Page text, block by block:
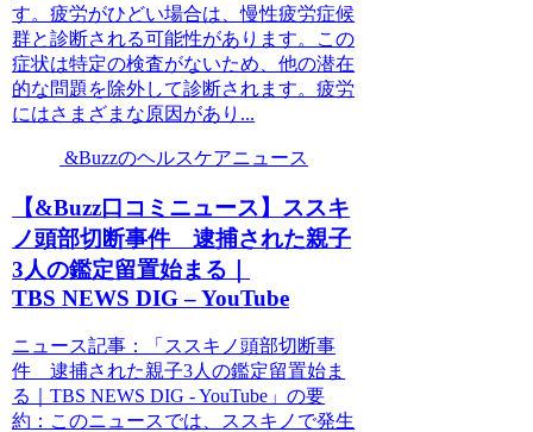
す。疲労がひどい場合は、慢性疲労症候
群と診断される可能性があります。この
症状は特定の検査がないため、他の潜在
的な問題を除外して診断されます。疲労
にはさまざまな原因があり...
&Buzzのヘルスケアニュース
【&Buzz口コミニュース】ススキ
ノ頭部切断事件 逮捕された親子
3人の鑑定留置始まる｜
TBS NEWS DIG – YouTube
ニュース記事：「ススキノ頭部切断事
件 逮捕された親子3人の鑑定留置始ま
る｜TBS NEWS DIG - YouTube」の要
約：このニュースでは、ススキノで発生